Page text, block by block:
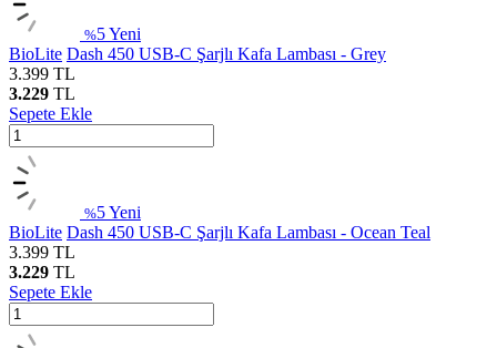
%5Yeni
BioLite Dash 450 USB-C Şarjlı Kafa Lambası - Grey
3.399 TL
3.229 TL
Sepete Ekle
%5Yeni
BioLite Dash 450 USB-C Şarjlı Kafa Lambası - Ocean Teal
3.399 TL
3.229 TL
Sepete Ekle